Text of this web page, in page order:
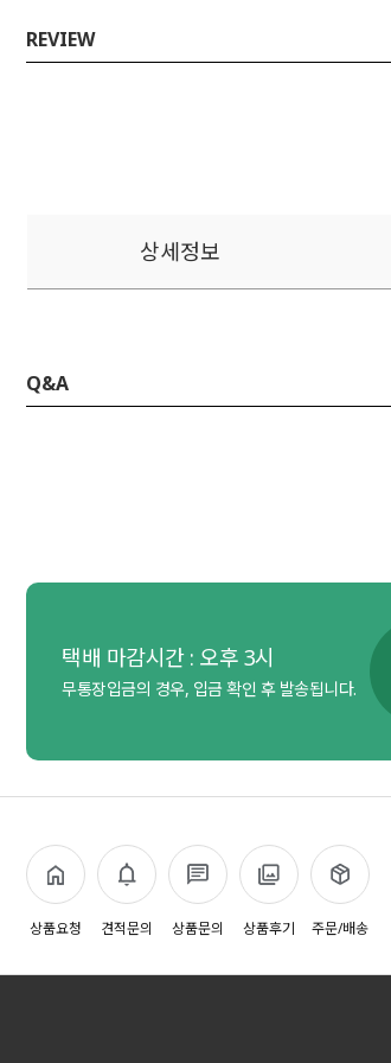
REVIEW
상세정보
Q&A
택배 마감시간 : 오후 3시
무통장입금의 경우, 입금 확인 후 발송됩니다.
상품요청 견적문의 상품문의 상품후기 주문/배송